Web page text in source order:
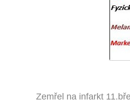
Zemřel na infarkt